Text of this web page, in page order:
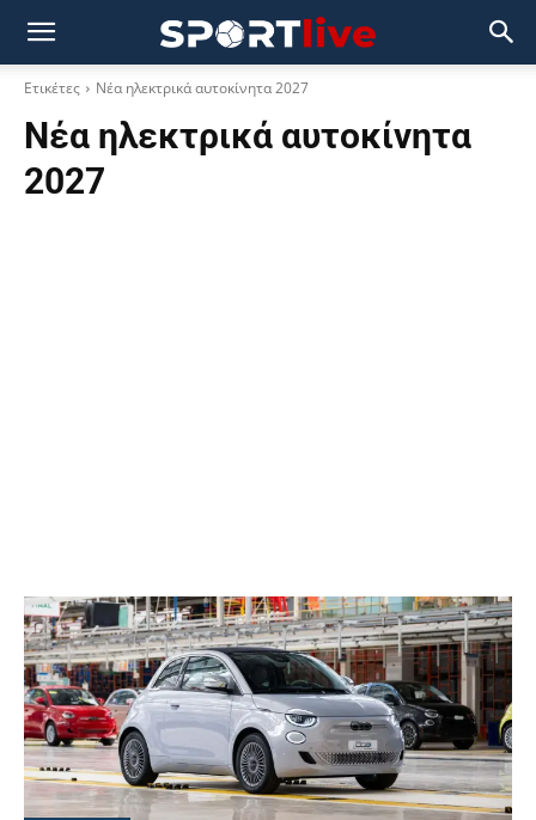
Ετικέτες Νέα ηλεκτρικά αυτοκίνητα 2027
Νέα ηλεκτρικά αυτοκίνητα
2027